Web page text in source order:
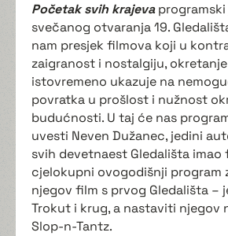
Početak svih krajevaprogramski
svečanog otvaranja 19.
nam presjek filmova koji u
zaigranost i nostalgiju,
istovremeno ukazuje na
povratka u prošlost i nužnost
budućnosti. U taj će nas
uvesti Neven Dužanec, jedini
svih devetnaest Gledališta imao
cjelokupni ovogodišnji program
njegov film s prvog Gledališta –
Trokut i krug, a nastaviti njegov
Slop-n-Tantz.